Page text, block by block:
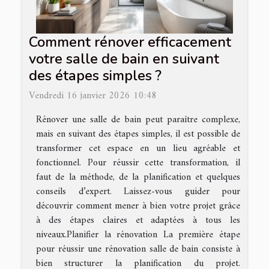
Comment rénover efficacement
votre salle de bain en suivant
des étapes simples ?
Vendredi 16 janvier 2026 10:48
Rénover une salle de bain peut paraître complexe,
mais en suivant des étapes simples, il est possible de
transformer cet espace en un lieu agréable et
fonctionnel. Pour réussir cette transformation, il
faut de la méthode, de la planification et quelques
conseils d’expert. Laissez-vous guider pour
découvrir comment mener à bien votre projet grâce
à des étapes claires et adaptées à tous les
niveaux.Planifier la rénovation La première étape
pour réussir une rénovation salle de bain consiste à
bien structurer la planification du projet.